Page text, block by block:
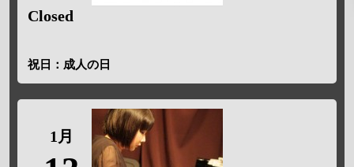
Closed
祝日：成人の日
1月